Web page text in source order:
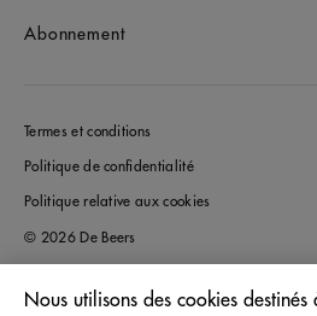
Abonnement
Termes et conditions
Politique de confidentialité
Politique relative aux cookies
© 2026 De Beers
Nous utilisons des cookies